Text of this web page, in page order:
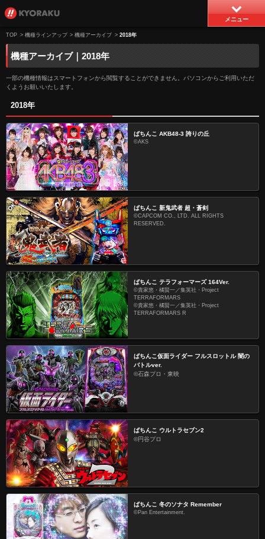
メニュー
TOP > 機種ラインアップ > 機種アーカイブ > 2018年
機種アーカイブ｜2018年
一部の機種情報はスマートフォンから閲覧することができません。パソコンからご利用いただ
くようお願いいたします。
2018年
ぱちんこ AKB48-3 誇りの丘
©AKS
ぱちんこ 新鬼武者 超・蒼剣
©CAPCOM CO., LTD. ALL RIGHTS
RESERVED.
ぱちんこ テラフォーマーズ 164Ver.
©貴家悠・橘賢一／集英社・Project
TERRAFORMARS
©貴家悠・橘賢一／集英社・Project
TERRAFORMARS R
ぱちんこ仮面ライダー フルスロットル 闇の
バトルver.
©石森プロ・東映
ぱちんこ ウルトラセブン2
©円谷プロ
ぱちんこ 冬のソナタ Remember
©Pan Entertainment.